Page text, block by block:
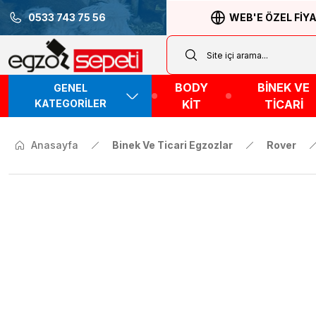
0533 743 75 56 WEB'E ÖZEL
GENEL
KATEGORİLER
BODY
KİT
BİNEK VE
TİCARİ
Anasayfa Binek Ve Ticari Egzozlar Rover